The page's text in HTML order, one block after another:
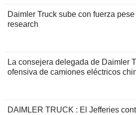
Daimler Truck sube con fuerza
research
La consejera delegada de Daimler
ofensiva de camiones eléctricos
DAIMLER TRUCK : El Jefferies